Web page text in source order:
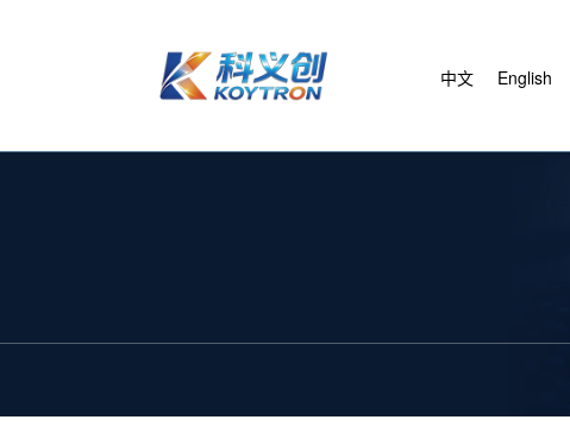
中文 English